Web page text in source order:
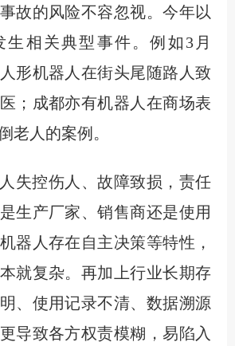
故的风险不容忽视。今年以
生相关典型事件。例如3月
形机器人在街头尾随路人致
；成都亦有机器人在商场表
老人的案例。
失控伤人、故障致损，责任
生产厂家、销售商还是使用
器人存在自主决策等特性，
就复杂。再加上行业长期存
、使用记录不清、数据溯源
导致各方权责模糊，易陷入